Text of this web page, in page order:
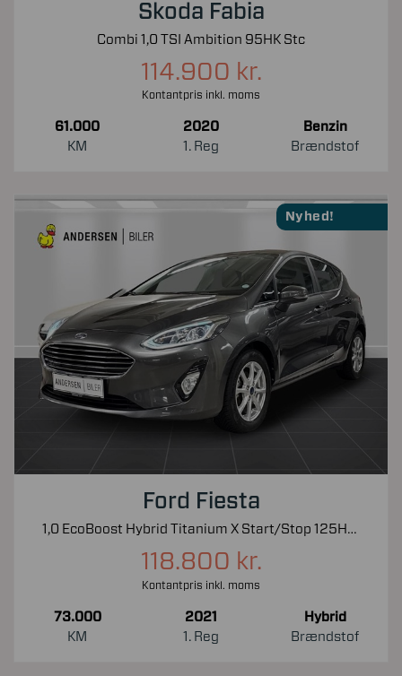
Skoda Fabia
Combi 1,0 TSI Ambition 95HK Stc
114.900 kr.
Kontantpris inkl. moms
61.000
KM
2020
1. Reg
Benzin
Brændstof
Nyhed!
Ford Fiesta
1,0 EcoBoost Hybrid Titanium X Start/Stop 125HK 5d 6g
118.800 kr.
Kontantpris inkl. moms
73.000
KM
2021
1. Reg
Hybrid
Brændstof